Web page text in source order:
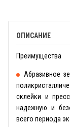
ОПИСАНИЕ
Преимущества
Абразивное
склейки и
надежную и
всего периода